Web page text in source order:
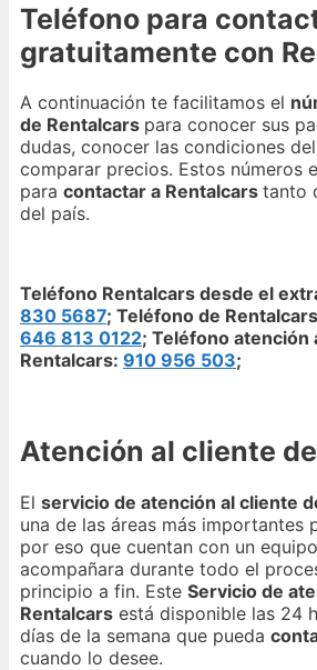
Teléfono para
gratuitamente con
A continuación te facilitamos el
de Rentalcars para conocer sus
dudas, conocer las condiciones
comparar precios. Estos números
para contactar a Rentalcars tanto
del país.
Teléfono Rentalcars desde el
830 5687; Teléfono de
646 813 0122; Teléfono atención
Rentalcars: 910 956 503;
Atención al cliente
El servicio de atención al cliente
una de las áreas más importantes
por eso que cuentan con un
acompañara durante todo el
principio a fin. Este Servicio de
Rentalcars está disponible las 24
días de la semana que pueda
cuando lo desee.